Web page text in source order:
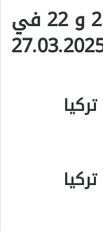
أسعار جرام الذهب عيار 21 و 22 في
اليوم الخميس 27.03.2025